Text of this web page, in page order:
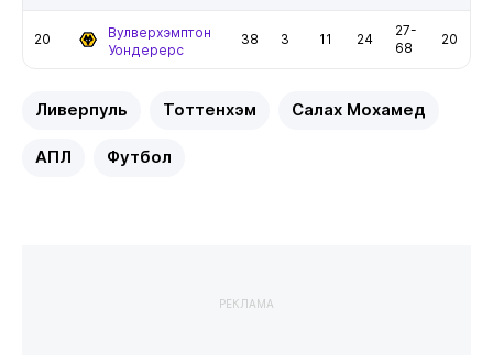
20
Вулверхэмптон
Уондерерс
38 3 11 24
27-
68
20
Ливерпуль Тоттенхэм Салах Мохамед
АПЛ Футбол
РЕКЛАМА